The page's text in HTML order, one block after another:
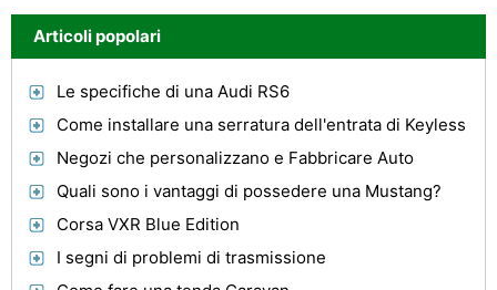
Articoli popolari
Le specifiche di una Audi RS6
Come installare una serratura dell'entrata di Keyless
Negozi che personalizzano e Fabbricare Auto
Quali sono i vantaggi di possedere una Mustang?
Corsa VXR Blue Edition
I segni di problemi di trasmissione